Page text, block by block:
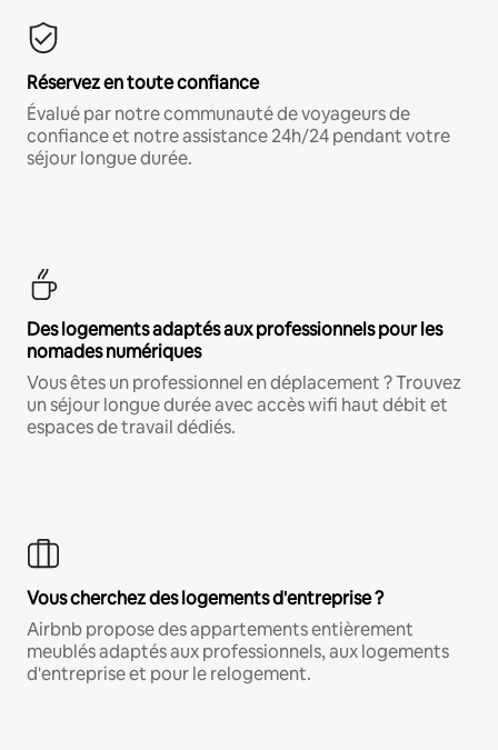
Réservez en toute confiance
Évalué par notre communauté de voyageurs de
confiance et notre assistance 24h/24 pendant votre
séjour longue durée.
Des logements adaptés aux professionnels pour les
nomades numériques
Vous êtes un professionnel en déplacement ? Trouvez
un séjour longue durée avec accès wifi haut débit et
espaces de travail dédiés.
Vous cherchez des logements d'entreprise ?
Airbnb propose des appartements entièrement
meublés adaptés aux professionnels, aux logements
d'entreprise et pour le relogement.